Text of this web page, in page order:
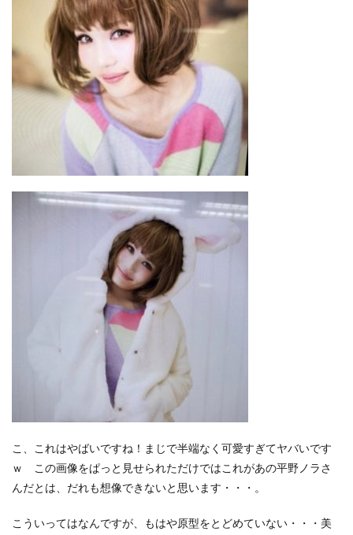
こ、これはやばいですね！まじで半端なく可愛すぎてヤバいです
ｗ この画像をぱっと見せられただけではこれがあの平野ノラさ
んだとは、だれも想像できないと思います・・・。
こういってはなんですが、もはや原型をとどめていない・・・美